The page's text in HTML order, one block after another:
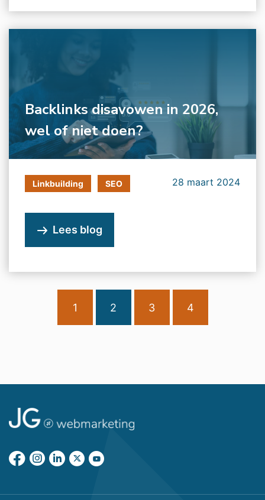
Backlinks disavowen in 2026,
wel of niet doen?
Linkbuilding SEO 28 maart 2024
Lees blog
1 2 3 4